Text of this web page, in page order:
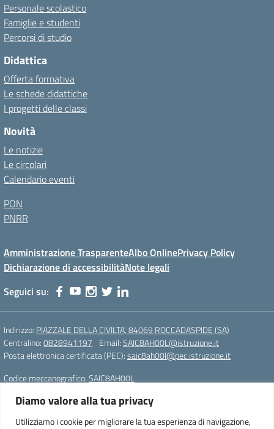
Diamo valore alla tua privacy
Utilizziamo i cookie per migliorare la tua esperienza di navigazione,
Personale scolastico
Famiglie e studenti
Percorsi di studio
Didattica
Offerta formativa
Le schede didattiche
I progetti delle classi
Novità
Le notizie
Le circolari
Calendario eventi
PON
PNRR
Amministrazione TrasparenteAlbo OnlinePrivacy Policy
Dichiarazione di accessibilitàNote legali
Seguici su:
Indirizzo: PIAZZALE DELLA CIVILTA', 84069 ROCCADASPIDE (SA)
Centralino:0828941197 Email:SAIC8AH00L@istruzione.it
Posta elettronica certificata (PEC):saic8ah00l@pec.istruzione.it
Codice meccanografico:SAIC8AH00L
Istituto Comprensivo Statale di Roccadaspide (SA)